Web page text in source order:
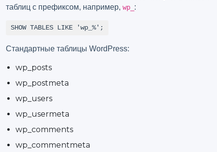
таблиц с префиксом, например, wp_ :
SHOW TABLES LIKE 'wp_%';
Стандартные таблицы WordPress:
wp_posts
wp_postmeta
wp_users
wp_usermeta
wp_comments
wp_commentmeta